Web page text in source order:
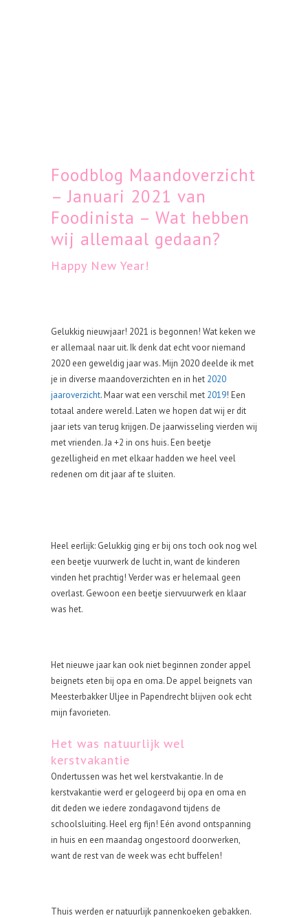
Foodblog Maandoverzicht
– Januari 2021 van
Foodinista – Wat hebben
wij allemaal gedaan?
Happy New Year!
Gelukkig nieuwjaar! 2021 is begonnen! Wat keken we
er allemaal naar uit. Ik denk dat echt voor niemand
2020 een geweldig jaar was. Mijn 2020 deelde ik met
je in diverse maandoverzichten en in het 2020
jaaroverzicht. Maar wat een verschil met 2019! Een
totaal andere wereld. Laten we hopen dat wij er dit
jaar iets van terug krijgen. De jaarwisseling vierden wij
met vrienden. Ja +2 in ons huis. Een beetje
gezelligheid en met elkaar hadden we heel veel
redenen om dit jaar af te sluiten.
Heel eerlijk: Gelukkig ging er bij ons toch ook nog wel
een beetje vuurwerk de lucht in, want de kinderen
vinden het prachtig! Verder was er helemaal geen
overlast. Gewoon een beetje siervuurwerk en klaar
was het.
Het nieuwe jaar kan ook niet beginnen zonder appel
beignets eten bij opa en oma. De appel beignets van
Meesterbakker Uljee in Papendrecht blijven ook echt
mijn favorieten.
Het was natuurlijk wel
kerstvakantie
Ondertussen was het wel kerstvakantie. In de
kerstvakantie werd er gelogeerd bij opa en oma en
dit deden we iedere zondagavond tijdens de
schoolsluiting. Heel erg fijn! Eén avond ontspanning
in huis en een maandag ongestoord doorwerken,
want de rest van de week was echt buffelen!
Thuis werden er natuurlijk pannenkoeken gebakken.